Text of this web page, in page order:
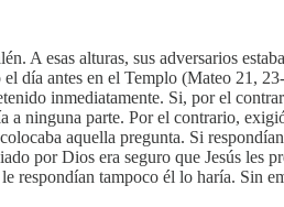
A esas alturas, sus adversarios
día antes en el Templo (Mateo 21,
inmediatamente. Si, por el
ninguna parte. Por el contrario,
aquella pregunta. Si
por Dios era seguro que Jesús
respondían tampoco él lo haría. Sin